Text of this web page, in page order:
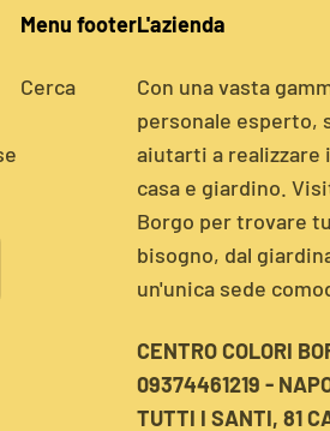
Menu footer
Cerca
L'azienda
Con una vasta
personale esperto,
aiutarti a
casa e giardino.
Borgo per trovare
bisogno, dal
un'unica sede
CENTRO COLORI
09374461219 -
TUTTI I SANTI, 81